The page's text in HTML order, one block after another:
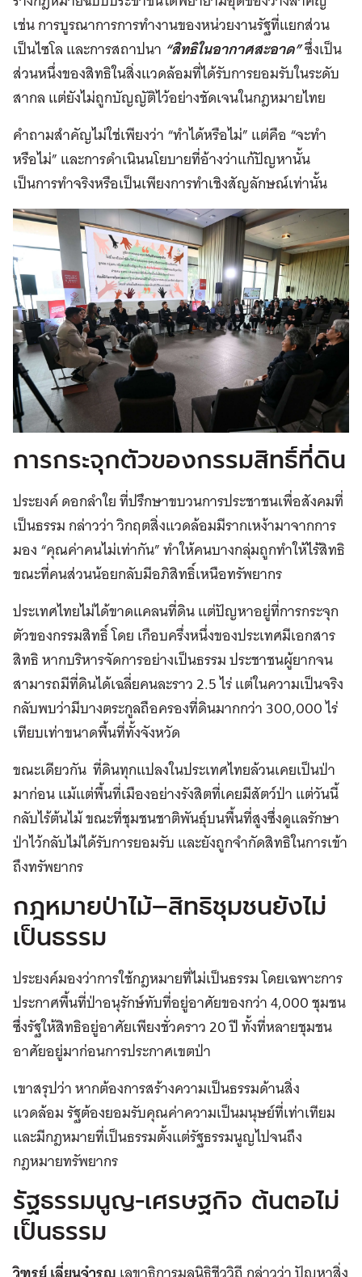
เช่น การบูรณาการการทำงานของหน่วยงานรัฐที่แยกส่วน
เป็นไซโล และการสถาปนา “สิทธิในอากาศสะอาด”ซึ่งเป็น
ส่วนหนึ่งของสิทธิในสิ่งแวดล้อมที่ได้รับการยอมรับในระดับ
สากล แต่ยังไม่ถูกบัญญัติไว้อย่างชัดเจนในกฎหมายไทย
คำถามสำคัญไม่ใช่เพียงว่า “ทำได้หรือไม่” แต่คือ “จะทำ
หรือไม่” และการดำเนินนโยบายที่อ้างว่าแก้ปัญหานั้น
เป็นการทำจริงหรือเป็นเพียงการทำเชิงสัญลักษณ์เท่านั้น
การกระจุกตัวของกรรมสิทธิ์ที่ดิน
ประยงค์ ดอกลำใย ที่ปรึกษาขบวนการประชาชนเพื่อสังคมที่
เป็นธรรม กล่าวว่า วิกฤตสิ่งแวดล้อมมีรากเหง้ามาจากการ
มอง “คุณค่าคนไม่เท่ากัน” ทำให้คนบางกลุ่มถูกทำให้ไร้สิทธิ
ขณะที่คนส่วนน้อยกลับมีอภิสิทธิ์เหนือทรัพยากร
ประเทศไทยไม่ได้ขาดแคลนที่ดิน แต่ปัญหาอยู่ที่การกระจุก
ตัวของกรรมสิทธิ์ โดย เกือบครึ่งหนึ่งของประเทศมีเอกสาร
สิทธิ หากบริหารจัดการอย่างเป็นธรรม ประชาชนผู้ยากจน
สามารถมีที่ดินได้เฉลี่ยคนละราว 2.5 ไร่ แต่ในความเป็นจริง
กลับพบว่ามีบางตระกูลถือครองที่ดินมากกว่า 300,000 ไร่
เทียบเท่าขนาดพื้นที่ทั้งจังหวัด
ขณะเดียวกัน ที่ดินทุกแปลงในประเทศไทยล้วนเคยเป็นป่า
มาก่อน แม้แต่พื้นที่เมืองอย่างรังสิตที่เคยมีสัตว์ป่า แต่วันนี้
กลับไร้ต้นไม้ ขณะที่ชุมชนชาติพันธุ์บนพื้นที่สูงซึ่งดูแลรักษา
ป่าไว้กลับไม่ได้รับการยอมรับ และยังถูกจำกัดสิทธิในการเข้า
ถึงทรัพยากร
กฎหมายป่าไม้–สิทธิชุมชนยังไม่
เป็นธรรม
ประยงค์มองว่าการใช้กฎหมายที่ไม่เป็นธรรม โดยเฉพาะการ
ประกาศพื้นที่ป่าอนุรักษ์ทับที่อยู่อาศัยของกว่า 4,000 ชุมชน
ซึ่งรัฐให้สิทธิอยู่อาศัยเพียงชั่วคราว 20 ปี ทั้งที่หลายชุมชน
อาศัยอยู่มาก่อนการประกาศเขตป่า
เขาสรุปว่า หากต้องการสร้างความเป็นธรรมด้านสิ่ง
แวดล้อม รัฐต้องยอมรับคุณค่าความเป็นมนุษย์ที่เท่าเทียม
และมีกฎหมายที่เป็นธรรมตั้งแต่รัฐธรรมนูญไปจนถึง
กฎหมายทรัพยากร
รัฐธรรมนูญ-เศรษฐกิจ ต้นตอไม่
เป็นธรรม